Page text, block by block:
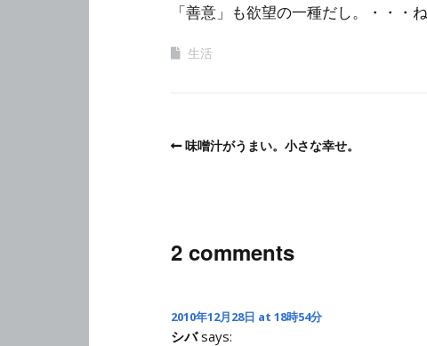
「善意」も欲望の一種だし。・・・ね
生活
味噌汁がうまい。小さな幸せ。
2 comments
2010年12月28日 at 18時54分
シバ says: